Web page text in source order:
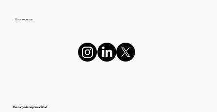
Otros recursos
Descargo de responsabilidad: